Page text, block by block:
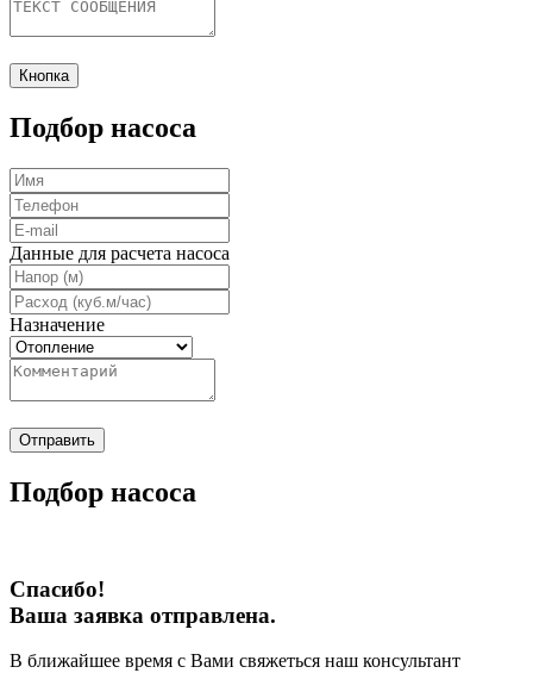
Кнопка
Подбор насоса
Данные для расчета насоса
Назначение
Отправить
Подбор насоса
Спасибо!
Ваша заявка отправлена.
В ближайшее время с Вами свяжеться наш консультант